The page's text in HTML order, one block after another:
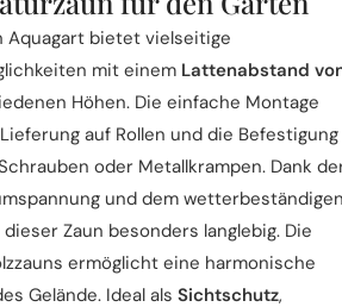
Aquagart bietet vielseitige
mit einem Lattenabstand
Höhen. Die einfache Montage
auf Rollen und die Befestigung
oder Metallkrampen. Dank
und dem
Zaun besonders langlebig. Die
ermöglicht eine harmonische
Gelände. Ideal als Sichtschutz,